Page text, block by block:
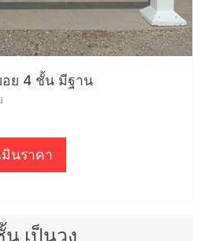
อย 4 ชั้น มีฐาน
นราคา
เป็นวง